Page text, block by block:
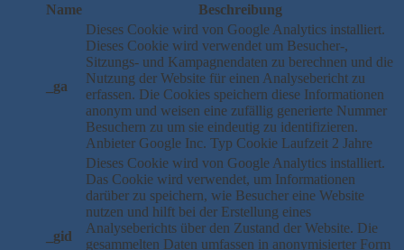
Name
Beschreibung
_ga
Dieses Cookie wird von Google Analytics installiert.
Dieses Cookie wird verwendet um Besucher-,
Sitzungs- und Kampagnendaten zu berechnen und die
Nutzung der Website für einen Analysebericht zu
erfassen. Die Cookies speichern diese Informationen
anonym und weisen eine zufällig generierte Nummer
Besuchern zu um sie eindeutig zu identifizieren.
Anbieter Google Inc. Typ Cookie Laufzeit 2 Jahre
_gid
Dieses Cookie wird von Google Analytics installiert.
Das Cookie wird verwendet, um Informationen
darüber zu speichern, wie Besucher eine Website
nutzen und hilft bei der Erstellung eines
Analyseberichts über den Zustand der Website. Die
gesammelten Daten umfassen in anonymisierter Form